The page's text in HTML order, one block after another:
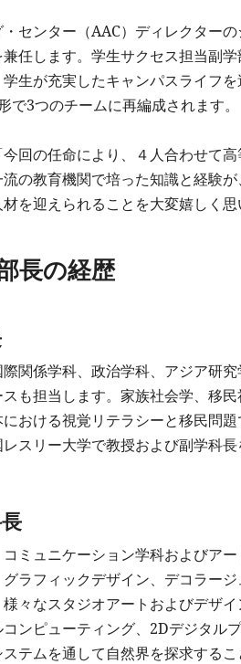
センター（AAC）ディレクター
任します。学生サクセス担当副
生が充実したキャンパスライフを
3つのチームに再編成されます。
回の任命により、４人合わせて
の教育機関で培った知識と経験
を迎えられることを大変嬉しく思
長の経歴
関係学科、政治学科、アジア研
も担当します。家族社会学、移
おける視覚リテラシーと移民問
スリー大学で教授および副学科長
ミュニケーション学科およびア
ラフィックデザイン、デコラー
々なスタジオアートおよびデザ
ンピューティング、2Dデジタル
テムを通して自然界を探求する